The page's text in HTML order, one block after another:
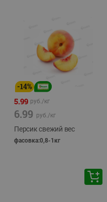
-14%
5.99 руб./кг
6.99 руб./кг
Персик свежий вес
фасовка:0,8-1кг